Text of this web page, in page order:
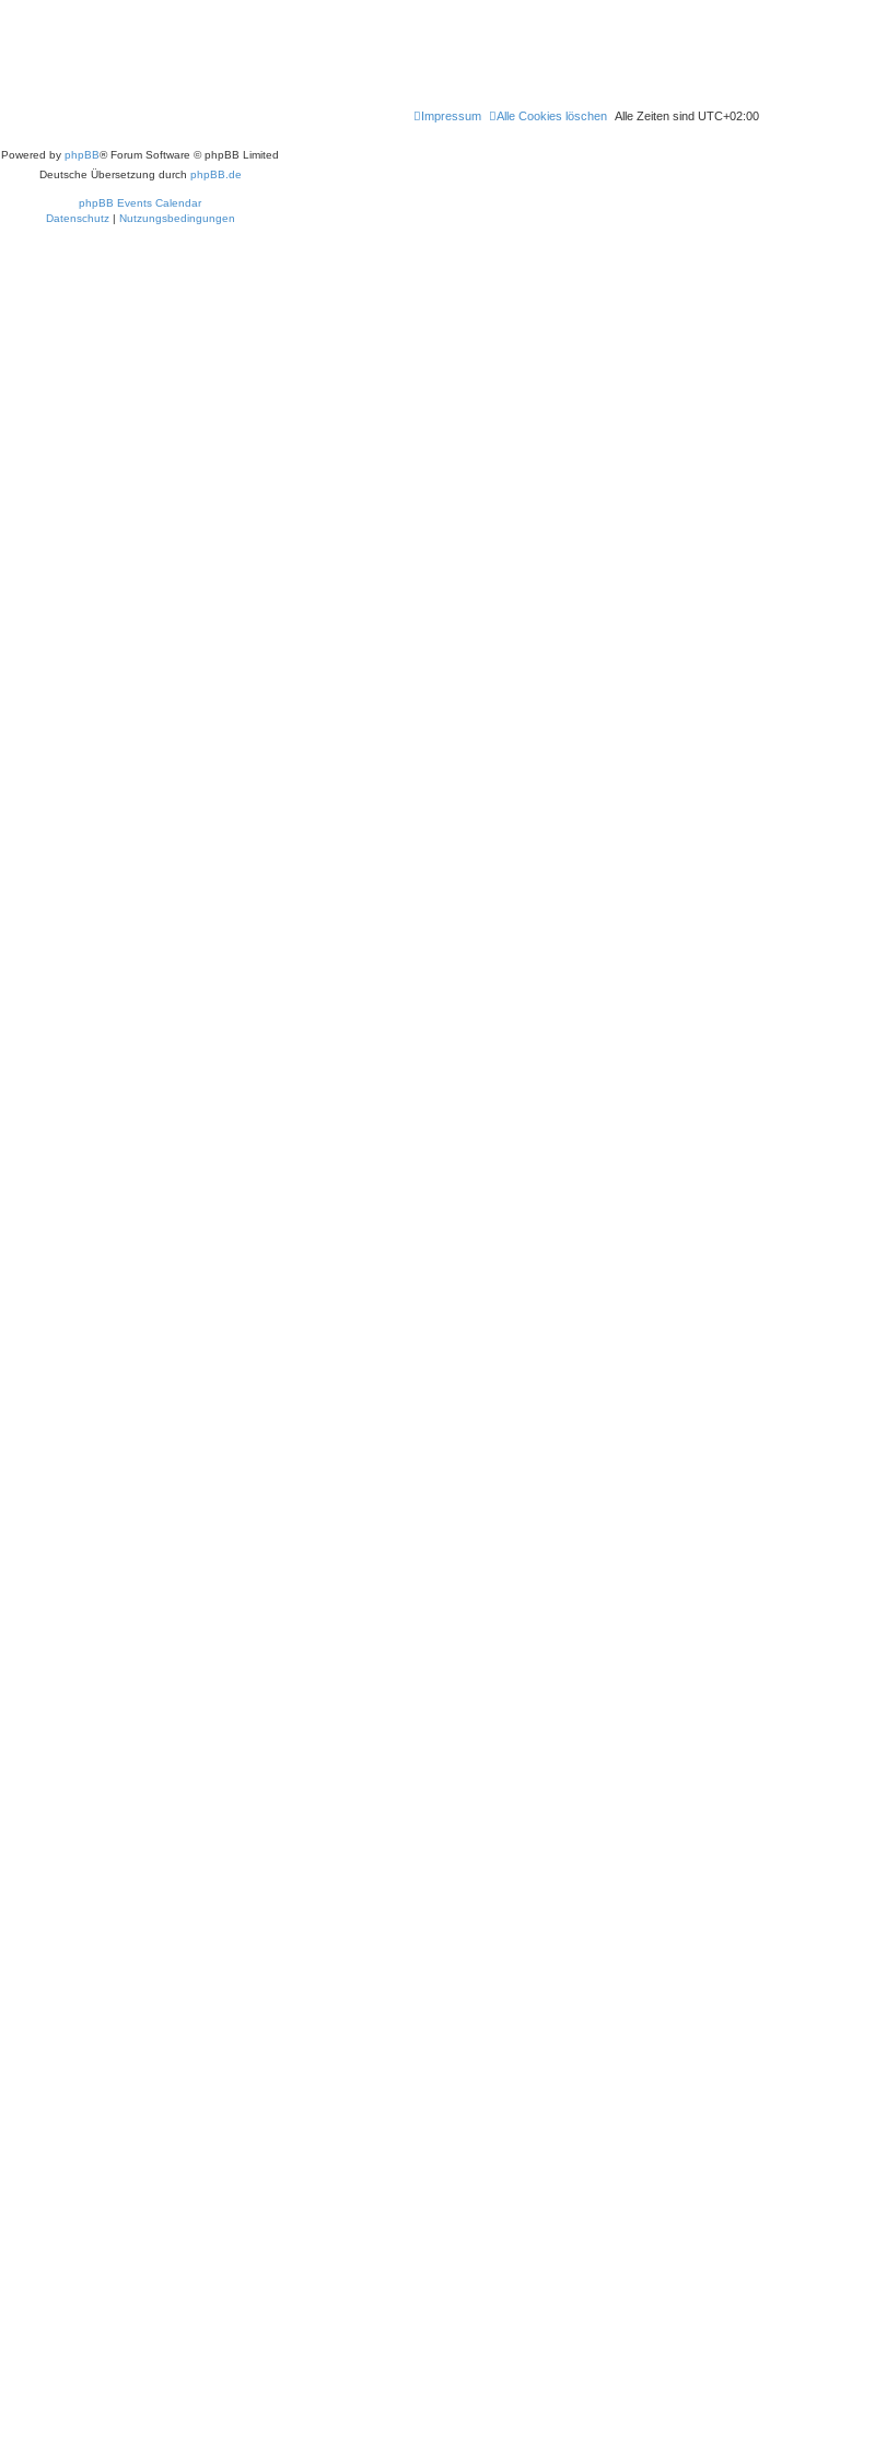
Alle Zeiten sind UTC+02:00
Alle Cookies löschen
Impressum
Powered by phpBB® Forum Software © phpBB Limited
Deutsche Übersetzung durch phpBB.de
phpBB Events Calendar
Datenschutz| Nutzungsbedingungen